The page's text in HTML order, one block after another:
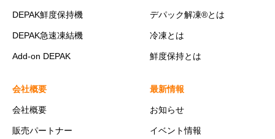
DEPAK鮮度保持機
DEPAK急速凍結機
Add-on DEPAK
デパック解凍®とは
冷凍とは
鮮度保持とは
会社概要
会社概要
販売パートナー
最新情報
お知らせ
イベント情報